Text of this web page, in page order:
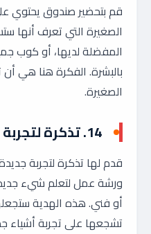
قم بتحضير صندوق يحتوي
الصغيرة التي تعرف أنها
المفضلة لديها، أو كوب
بالبشرة. الفكرة هنا هي
الصغيرة.
14. تذكرة
قدم لها تذكرة لتجربة
ورشة عمل لتعلم شيء
أو فني. هذه الهدية
تشجعها على تجربة أشياء